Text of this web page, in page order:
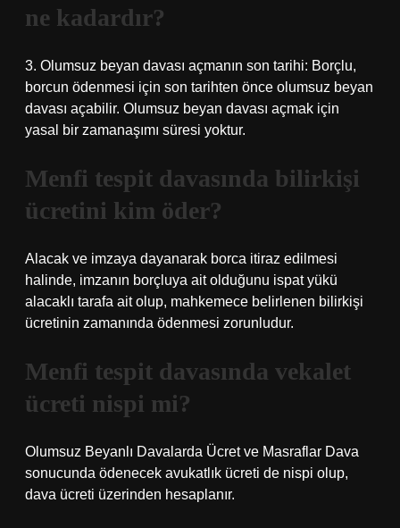
ne kadardır?
3. Olumsuz beyan davası açmanın son tarihi: Borçlu,
borcun ödenmesi için son tarihten önce olumsuz beyan
davası açabilir. Olumsuz beyan davası açmak için
yasal bir zamanaşımı süresi yoktur.
Menfi tespit davasında bilirkişi
ücretini kim öder?
Alacak ve imzaya dayanarak borca ​​itiraz edilmesi
halinde, imzanın borçluya ait olduğunu ispat yükü
alacaklı tarafa ait olup, mahkemece belirlenen bilirkişi
ücretinin zamanında ödenmesi zorunludur.
Menfi tespit davasında vekalet
ücreti nispi mi?
Olumsuz Beyanlı Davalarda Ücret ve Masraflar Dava
sonucunda ödenecek avukatlık ücreti de nispi olup,
dava ücreti üzerinden hesaplanır.